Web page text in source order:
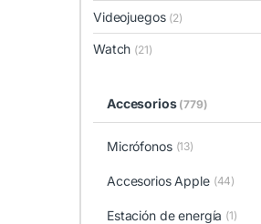
Videojuegos (2)
Watch (21)
Accesorios (779)
Micrófonos (13)
Accesorios Apple (44)
Estación de energía (1)